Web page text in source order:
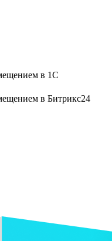
в 1С
в Битрикс24